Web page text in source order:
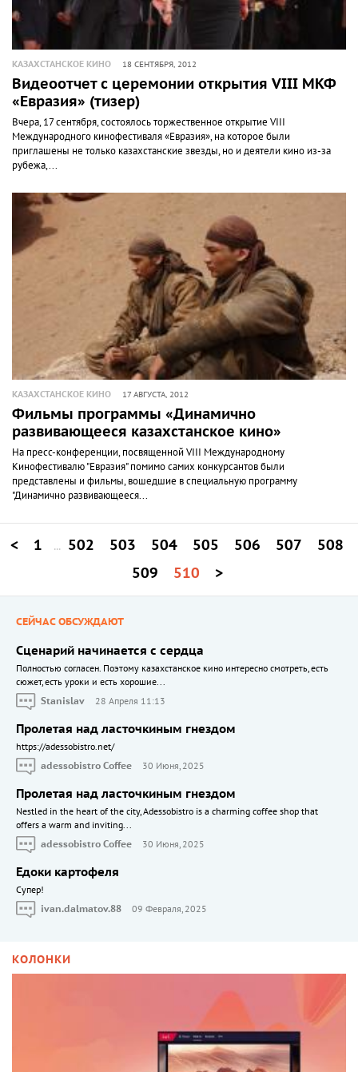
КАЗАХСТАНСКОЕ КИНО 18 СЕНТЯБРЯ, 2012
Видеоотчет с церемонии открытия VIII МКФ
«Евразия» (тизер)
Вчера, 17 сентября, состоялось торжественное открытие VIII
Международного кинофестиваля «Евразия», на которое были
приглашены не только казахстанские звезды, но и деятели кино из-за
рубежа,...
КАЗАХСТАНСКОЕ КИНО 17 АВГУСТА, 2012
Фильмы программы «Динамично
развивающееся казахстанское кино»
На пресс-конференции, посвященной VIII Международному
Кинофестивалю "Евразия" помимо самих конкурсантов были
представлены и фильмы, вошедшие в специальную программу
"Динамично развивающееся...
< 1 ... 502 503 504 505 506 507
508
509
510 >
СЕЙЧАС ОБСУЖДАЮТ
Сценарий начинается с сердца
Полностью согласен. Поэтому казахстанское кино интересно смотреть, есть
сюжет, есть уроки и есть хорошие...
Stanislav
28 Апреля 11:13
Пролетая над ласточкиным гнездом
https://adessobistro.net/
adessobistro Coffee
30 Июня, 2025
Пролетая над ласточкиным гнездом
Nestled in the heart of the city, Adessobistro is a charming coffee shop that
offers a warm and inviting...
adessobistro Coffee
30 Июня, 2025
Едоки картофеля
Cупер!
ivan.dalmatov.88
09 Февраля, 2025
КОЛОНКИ